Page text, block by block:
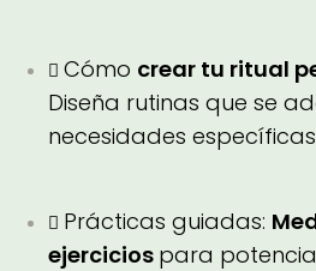
Cómo crear tu ritual
Diseña rutinas que se
necesidades
Prácticas guiadas:
ejercicios para